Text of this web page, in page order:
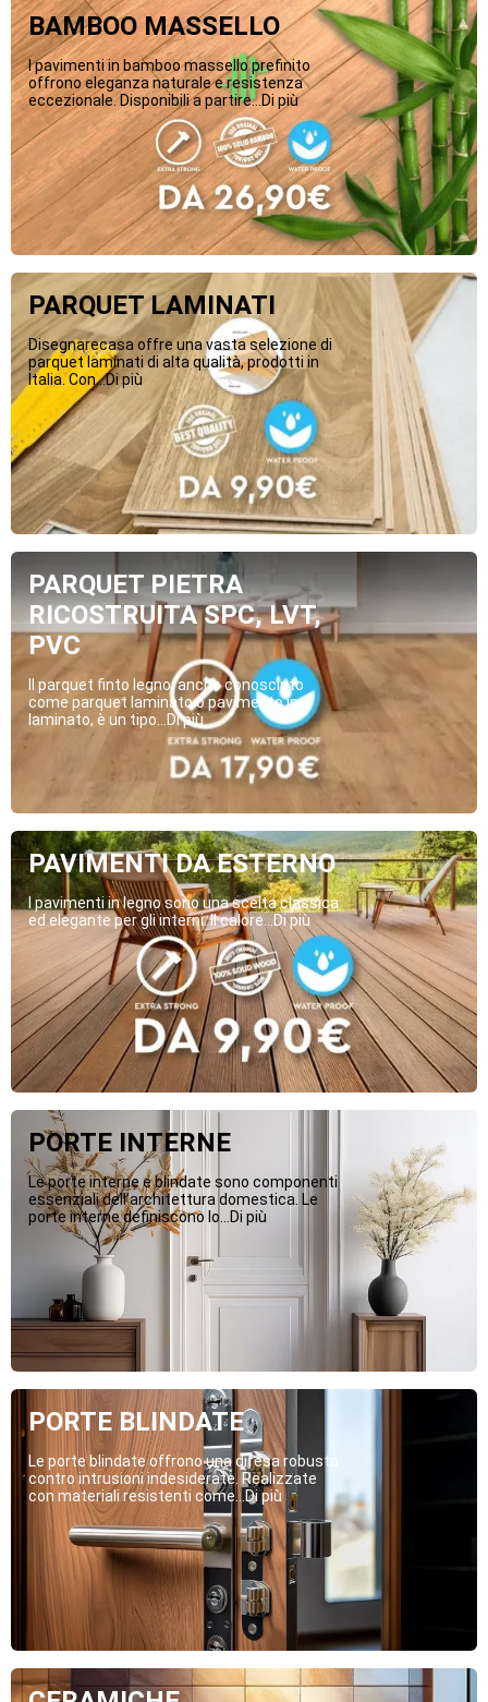
BAMBOO MASSELLO
I pavimenti in bamboo massello prefinito
offrono eleganza naturale e resistenza
eccezionale. Disponibili a partire...Di più
PARQUET LAMINATI
Disegnarecasa offre una vasta selezione di
parquet laminati di alta qualità, prodotti in
Italia. Con...Di più
PARQUET PIETRA
RICOSTRUITA SPC, LVT,
PVC
Il parquet finto legno, anche conosciuto
come parquet laminato o pavimento in
laminato, è un tipo...Di più
PAVIMENTI DA ESTERNO
I pavimenti in legno sono una scelta classica
ed elegante per gli interni. Il calore...Di più
PORTE INTERNE
Le porte interne e blindate sono componenti
essenziali dell’architettura domestica. Le
porte interne definiscono lo...Di più
PORTE BLINDATE
Le porte blindate offrono una difesa robusta
contro intrusioni indesiderate. Realizzate
con materiali resistenti come...Di più